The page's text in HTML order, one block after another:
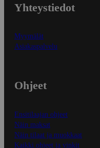
Yhteystiedot
Myymälät
Asiakaspalvelu
Ohjeet
Ensitilaajan ohjeet
Näin maksat
Näin tilaat ja muokkaat
Kaikki ohjeet ja vinkit